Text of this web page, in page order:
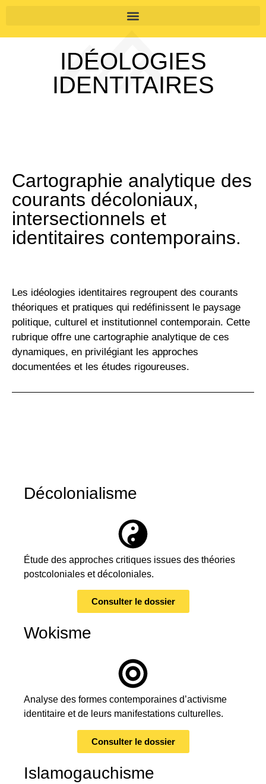
IDÉOLOGIES
IDENTITAIRES
Cartographie analytique des
courants décoloniaux,
intersectionnels et
identitaires contemporains.
Les idéologies identitaires regroupent des courants
théoriques et pratiques qui redéfinissent le paysage
politique, culturel et institutionnel contemporain. Cette
rubrique offre une cartographie analytique de ces
dynamiques, en privilégiant les approches
documentées et les études rigoureuses.
Décolonialisme
Étude des approches critiques issues des théories
postcoloniales et décoloniales.
Consulter le dossier
Wokisme
Analyse des formes contemporaines d’activisme
identitaire et de leurs manifestations culturelles.
Consulter le dossier
Islamogauchisme